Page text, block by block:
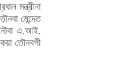
মন্ত্রীনা
মেন্দেত
এ.আই.
তৌনবগী